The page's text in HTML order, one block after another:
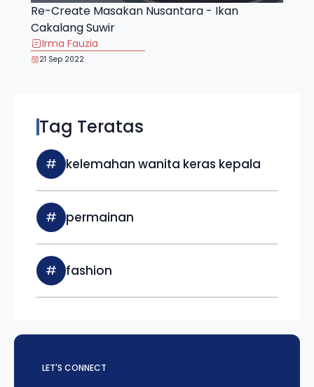
Re-Create Masakan Nusantara - Ikan
Cakalang Suwir
Irma Fauzia
21 Sep 2022
Tag Teratas
# kelemahan wanita keras kepala
# permainan
# fashion
LET'S CONNECT